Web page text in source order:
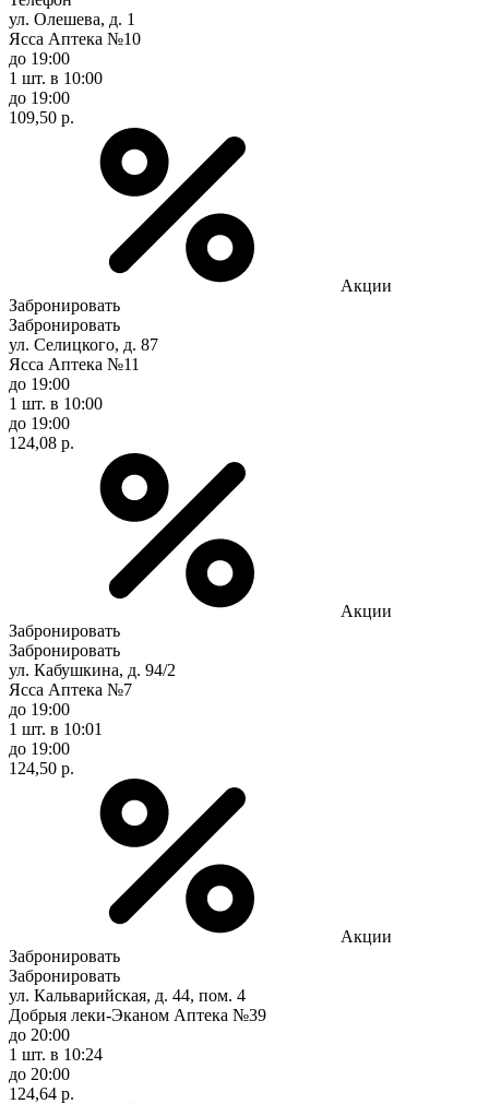
ул. Олешева, д. 1
Ясса Аптека №10
до 19:00
1 шт. в 10:00
до 19:00
109,50 р.
Акции
Забронировать
Забронировать
ул. Селицкого, д. 87
Ясса Аптека №11
до 19:00
1 шт. в 10:00
до 19:00
124,08 р.
Акции
Забронировать
Забронировать
ул. Кабушкина, д. 94/2
Ясса Аптека №7
до 19:00
1 шт. в 10:01
до 19:00
124,50 р.
Акции
Забронировать
Забронировать
ул. Кальварийская, д. 44, пом. 4
Добрыя леки-Эканом Аптека №39
до 20:00
1 шт. в 10:24
до 20:00
124,64 р.